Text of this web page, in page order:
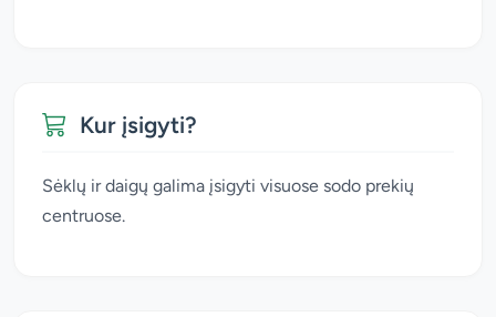
Kur įsigyti?
Sėklų ir daigų galima įsigyti visuose sodo prekių
centruose.